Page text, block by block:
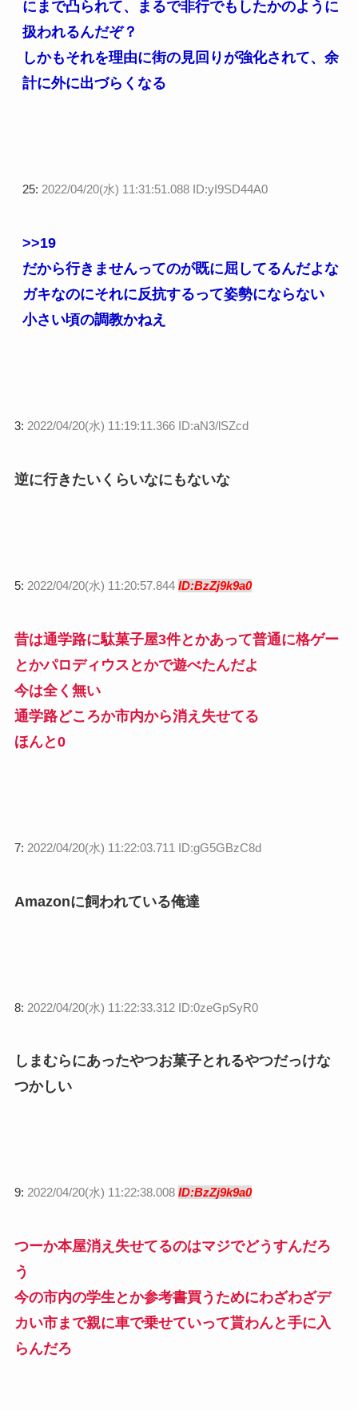
にまで凸られて、まるで非行でもしたかのように
扱われるんだぞ？
しかもそれを理由に街の見回りが強化されて、余
計に外に出づらくなる
25: 2022/04/20(水) 11:31:51.088 ID:yI9SD44A0
>>19
だから行きませんってのが既に屈してるんだよな
ガキなのにそれに反抗するって姿勢にならない
小さい頃の調教かねえ
3: 2022/04/20(水) 11:19:11.366 ID:aN3/lSZcd
逆に行きたいくらいなにもないな
5: 2022/04/20(水) 11:20:57.844 ID:BzZj9k9a0
昔は通学路に駄菓子屋3件とかあって普通に格ゲー
とかパロディウスとかで遊べたんだよ
今は全く無い
通学路どころか市内から消え失せてる
ほんと0
7: 2022/04/20(水) 11:22:03.711 ID:gG5GBzC8d
Amazonに飼われている俺達
8: 2022/04/20(水) 11:22:33.312 ID:0zeGpSyR0
しまむらにあったやつお菓子とれるやつだっけな
つかしい
9: 2022/04/20(水) 11:22:38.008 ID:BzZj9k9a0
つーか本屋消え失せてるのはマジでどうすんだろ
う
今の市内の学生とか参考書買うためにわざわざデ
カい市まで親に車で乗せていって貰わんと手に入
らんだろ